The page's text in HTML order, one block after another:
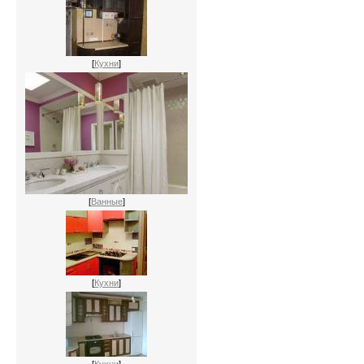
[Кухни]
[Ванные]
[Кухни]